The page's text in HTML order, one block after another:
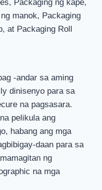
Packaging ng kape,
manok, Packaging
at Packaging Roll
-andar sa aming
dinisenyo para sa
na pagsasara.
pelikula ang
habang ang mga
daan para sa
ng
na mga